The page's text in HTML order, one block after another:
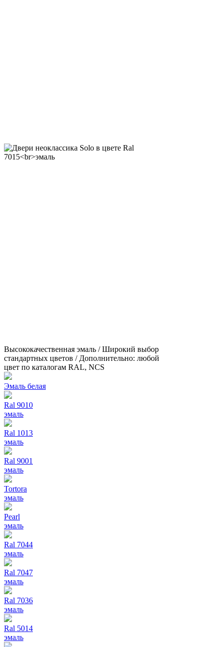
Высококачественная эмаль / Широкий выбор
стандартных цветов / Дополнительно: любой
цвет по каталогам RAL, NCS
Эмаль белая
Ral 9010
эмаль
Ral 1013
эмаль
Ral 9001
эмаль
Tortora
эмаль
Pearl
эмаль
Ral 7044
эмаль
Ral 7047
эмаль
Ral 7036
эмаль
Ral 5014
эмаль